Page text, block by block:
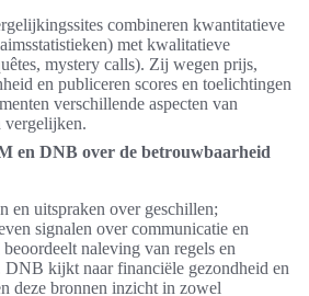
combineren kwantitatieve
met kwalitatieve
mystery calls). Zij wegen prijs,
en publiceren scores en toelichtingen
verschillende aspecten van
vergelijken.
en DNB over de betrouwbaarheid
en uitspraken over geschillen;
signalen over communicatie en
naleving van regels en
kijkt naar financiële gezondheid en
deze bronnen inzicht in zowel